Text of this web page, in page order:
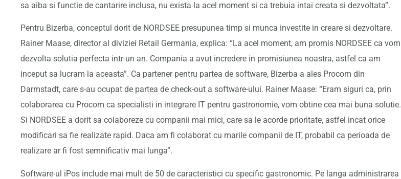
sa aiba si functie de cantarire inclusa, nu exista la acel moment si ca trebuia intai creata si dezvoltata”.
Pentru Bizerba, conceptul dorit de NORDSEE presupunea timp si munca investite in creare si dezvoltare.
Rainer Maase, director al diviziei Retail Germania, explica: “La acel moment, am promis NORDSEE ca vom
dezvolta solutia perfecta intr-un an. Compania a avut incredere in promisiunea noastra, astfel ca am
inceput sa lucram la aceasta”. Ca partener pentru partea de software, Bizerba a ales Procom din
Darmstadt, care s-au ocupat de partea de check-out a software-ului. Rainer Maase: “Eram siguri ca, prin
colaborarea cu Procom ca specialisti in integrare IT pentru gastronomie, vom obtine cea mai buna solutie.
Si NORDSEE a dorit sa colaboreze cu companii mai mici, care sa le acorde prioritate, astfel incat orice
modificari sa fie realizate rapid. Daca am fi colaborat cu marile companii de IT, probabil ca perioada de
realizare ar fi fost semnificativ mai lunga”.
Software-ul iPos include mai mult de 50 de caracteristici cu specific gastronomic. Pe langa administrarea